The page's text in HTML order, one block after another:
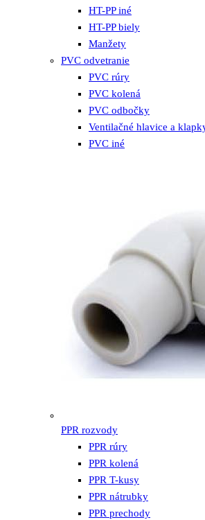
HT-PP iné
HT-PP biely
Manžety
PVC odvetranie
PVC rúry
PVC kolená
PVC odbočky
Ventilačné hlavice a
PVC iné
PPR rozvody
PPR rúry
PPR kolená
PPR T-kusy
PPR nátrubky
PPR prechody